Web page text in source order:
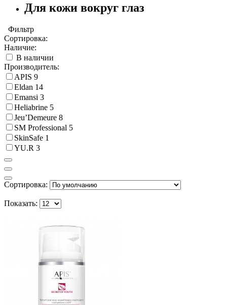
Для кожи вокруг глаз
Фильтр
Сортировка:
Наличие:
В наличии
Производитель:
APIS 9
Eldan 14
Emansi 3
Heliabrine 5
Jeu’Demeure 8
SM Professional 5
SkinSafe 1
YU.R 3
Сортировка:
Показать: